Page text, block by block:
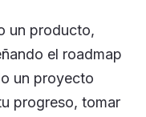
un producto,
el roadmap
un proyecto
progreso, tomar